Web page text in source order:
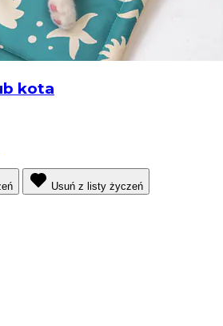
kota
Usuń z listy życzeń